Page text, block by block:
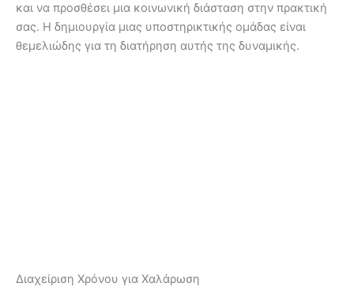
και να προσθέσει μια κοινωνική διάσταση στην πρακτική
σας. Η δημιουργία μιας υποστηρικτικής ομάδας είναι
θεμελιώδης για τη διατήρηση αυτής της δυναμικής.
Διαχείριση Χρόνου για Χαλάρωση